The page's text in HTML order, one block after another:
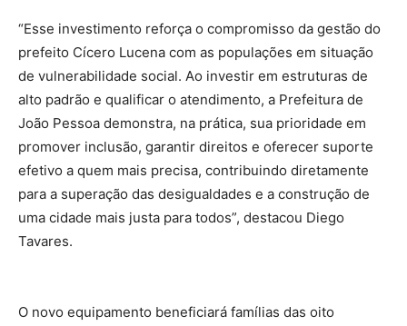
“Esse investimento reforça o compromisso da gestão do
prefeito Cícero Lucena com as populações em situação
de vulnerabilidade social. Ao investir em estruturas de
alto padrão e qualificar o atendimento, a Prefeitura de
João Pessoa demonstra, na prática, sua prioridade em
promover inclusão, garantir direitos e oferecer suporte
efetivo a quem mais precisa, contribuindo diretamente
para a superação das desigualdades e a construção de
uma cidade mais justa para todos”, destacou Diego
Tavares.
O novo equipamento beneficiará famílias das oito